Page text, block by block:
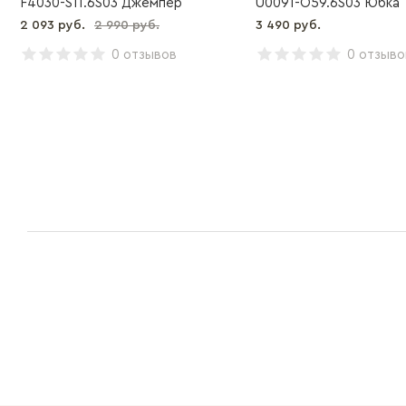
F4030-S11.6S03 Джемпер
2 093 руб. 2 990 руб.
0 отзывов
U0091-O59.6S03 Юбка
3 490 руб.
0